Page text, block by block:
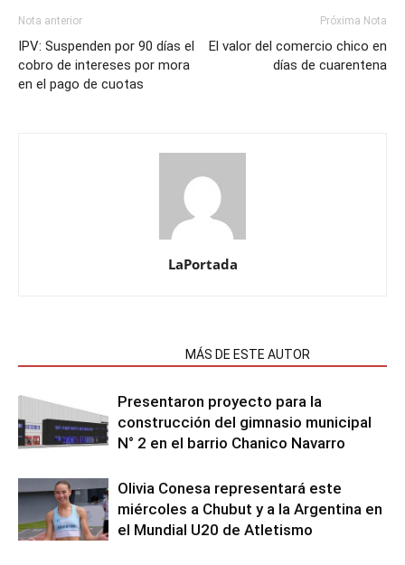
Nota anterior
IPV: Suspenden por 90 días el
cobro de intereses por mora
en el pago de cuotas
Próxima Nota
El valor del comercio chico en
días de cuarentena
LaPortada
MÁS DE ESTE AUTOR
Presentaron proyecto para la
construcción del gimnasio municipal
N° 2 en el barrio Chanico Navarro
Olivia Conesa representará este
miércoles a Chubut y a la Argentina en
el Mundial U20 de Atletismo